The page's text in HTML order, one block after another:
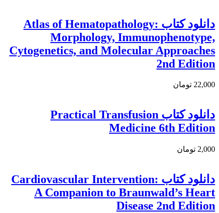
دانلود كتاب Atlas of Hematopathology:
Morphology, Immunophenotype,
Cytogenetics, and Molecular Approaches
2nd Edition
22,000 تومان
دانلود كتاب Practical Transfusion
Medicine 6th Edition
2,000 تومان
دانلود كتاب Cardiovascular Intervention:
A Companion to Braunwald’s Heart
Disease 2nd Edition